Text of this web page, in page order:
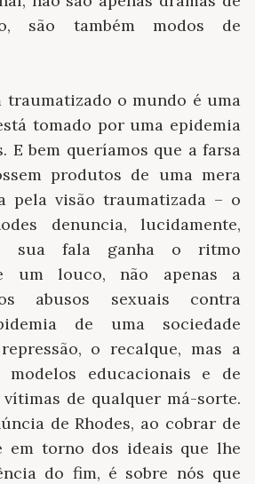
são também modos de
traumatizado o mundo é uma
tomado por uma epidemia
E bem queríamos que a farsa
produtos de uma mera
pela visão traumatizada – o
denuncia, lucidamente,
sua fala ganha o ritmo
um louco, não apenas a
abusos sexuais contra
de uma sociedade
o recalque, mas a
modelos educacionais e de
de qualquer má-sorte.
de Rhodes, ao cobrar de
em torno dos ideais que lhe
do fim, é sobre nós que